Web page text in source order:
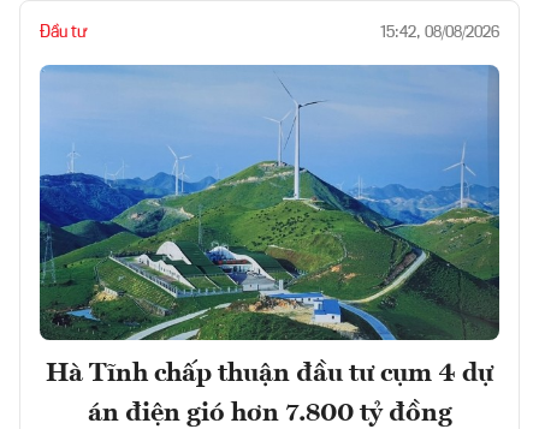
Đầu tư 15:42, 08/08/2026
Hà Tĩnh chấp thuận đầu tư cụm 4 dự
án điện gió hơn 7.800 tỷ đồng